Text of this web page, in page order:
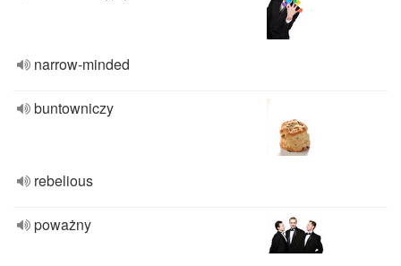
narrow-minded
buntowniczy
rebelious
poważny